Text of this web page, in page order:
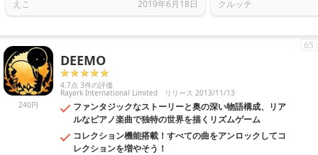
えこ 2019年6月18日 クルッチ
240円
DEEMO
4.7点 3件の評価
Rayark International Limited リリース 2013/11/13
ファンタジックなストーリーと奥の深い物語構成、リア
ルなピアノ楽曲で独特の世界を描くリズムゲーム
コレクション機能搭載！すべての曲をアンロックしてコ
レクションを増やそう！
65